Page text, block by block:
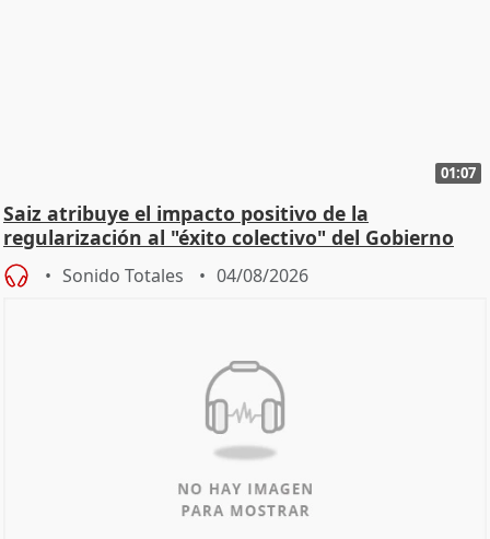
01:07
Saiz atribuye el impacto positivo de la
regularización al "éxito colectivo" del Gobierno
Sonido Totales 04/08/2026